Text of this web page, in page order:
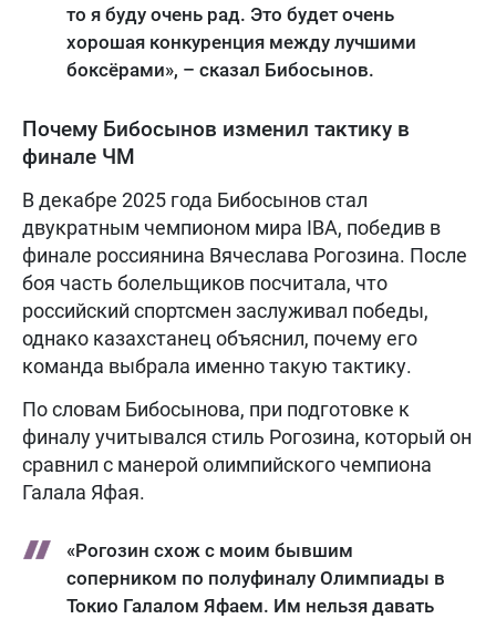
то я буду очень рад. Это будет очень
хорошая конкуренция между лучшими
боксёрами», – сказал Бибосынов.
Почему Бибосынов изменил тактику в
финале ЧМ
В декабре 2025 года Бибосынов стал
двукратным чемпионом мира IBA, победив в
финале россиянина Вячеслава Рогозина. После
боя часть болельщиков посчитала, что
российский спортсмен заслуживал победы,
однако казахстанец объяснил, почему его
команда выбрала именно такую тактику.
По словам Бибосынова, при подготовке к
финалу учитывался стиль Рогозина, который он
сравнил с манерой олимпийского чемпиона
Галала Яфая.
«Рогозин схож с моим бывшим
соперником по полуфиналу Олимпиады в
Токио Галалом Яфаем. Им нельзя давать